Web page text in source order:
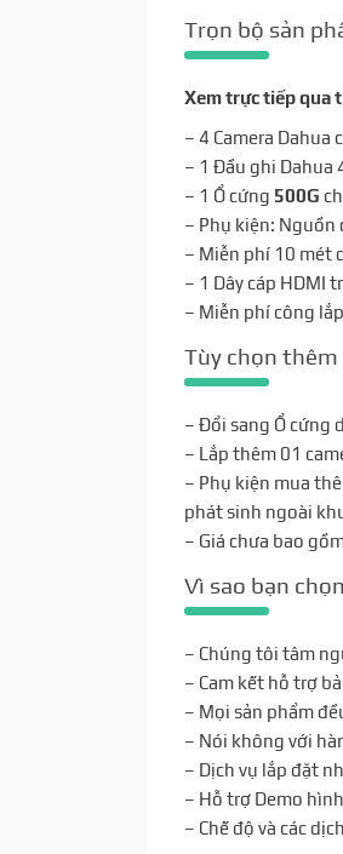
Trọn bộ sản
Xem trực tiếp qua
– 4 Camera Dahua
– 1 Đầu ghi Dahua
– 1 Ổ cứng 500G
– Phụ kiện: Nguồn
– Miễn phí 10 mét
– 1 Dây cáp HDMI
– Miễn phí công
Tùy chọn thêm
– Đổi sang Ổ cứng
– Lắp thêm 01
– Phụ kiện mua
phát sinh ngoài
– Giá chưa bao
Vì sao bạn
– Chúng tôi tâm
– Cam kết hỗ trợ
– Mọi sản phẩm
– Nói không với
– Dịch vụ lắp đặt
– Hỗ trợ Demo
– Chế độ và các